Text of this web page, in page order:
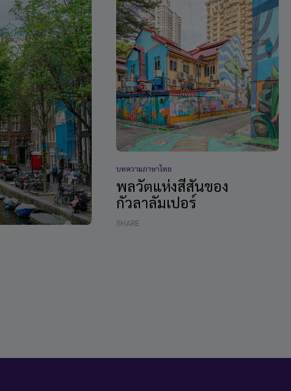
บทความภาษาไทย
พลวัตแห่งสีสันของ
กัวลาลัมเปอร์
SHARE